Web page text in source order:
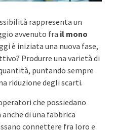
rappresenta un
avvenuto fra il mono
è iniziata una nuova fase,
Produrre una varietà di
puntando sempre
riduzione degli scarti.
che possiedano
di una fabbrica
connettere fra loro e